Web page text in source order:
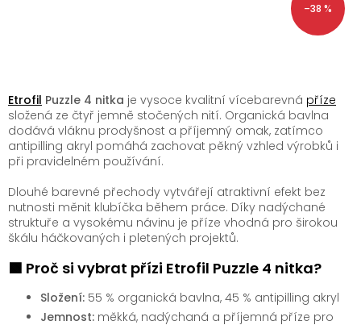
–38 %
Etrofil Puzzle 4 nitka je vysoce kvalitní vícebarevná příze
složená ze čtyř jemně stočených nití. Organická bavlna
dodává vláknu prodyšnost a příjemný omak, zatímco
antipilling akryl pomáhá zachovat pěkný vzhled výrobků i
při pravidelném používání.
Dlouhé barevné přechody vytvářejí atraktivní efekt bez
nutnosti měnit klubíčka během práce. Díky nadýchané
struktuře a vysokému návinu je příze vhodná pro širokou
škálu háčkovaných i pletených projektů.
🟩 Proč si vybrat přízi Etrofil Puzzle 4 nitka?
Složení: 55 % organická bavlna, 45 % antipilling akryl
Jemnost: měkká, nadýchaná a příjemná příze pro